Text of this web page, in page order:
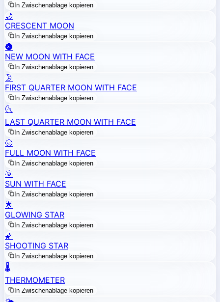
In Zwischenablage kopieren
🌙
CRESCENT MOON
In Zwischenablage kopieren
🌚
NEW MOON WITH FACE
In Zwischenablage kopieren
🌛
FIRST QUARTER MOON WITH FACE
In Zwischenablage kopieren
🌜
LAST QUARTER MOON WITH FACE
In Zwischenablage kopieren
🌝
FULL MOON WITH FACE
In Zwischenablage kopieren
🌞
SUN WITH FACE
In Zwischenablage kopieren
🌟
GLOWING STAR
In Zwischenablage kopieren
🌠
SHOOTING STAR
In Zwischenablage kopieren
🌡️
THERMOMETER
In Zwischenablage kopieren